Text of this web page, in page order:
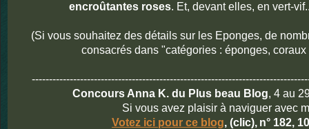
encroûtantes roses. Et, devant elles, en vert-
(Si vous souhaitez des détails sur les Eponges, de
consacrés dans "catégories : éponges,
Concours Anna K. du Plus beau Blog, 4 au
Si vous avez plaisir à naviguer avec
Votez ici pour ce blog, (clic), n° 182,